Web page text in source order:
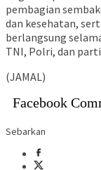
pembagian
dan kesehatan,
berlangsung
TNI, Polri, dan
(JAMAL)
Facebook
Sebarkan